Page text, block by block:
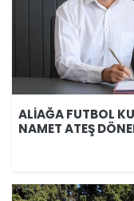
ALİAĞA FUTBOL
NAMET ATEŞ